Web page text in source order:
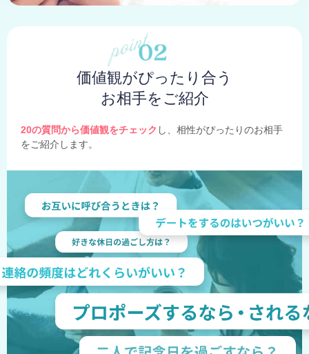
価値観がぴったり合う
お相手をご紹介
20の質問から価値観をチェック し、相性がぴったりのお相手
をご紹介します。